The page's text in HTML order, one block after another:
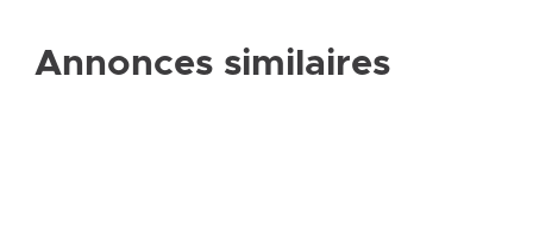
Annonces similaires